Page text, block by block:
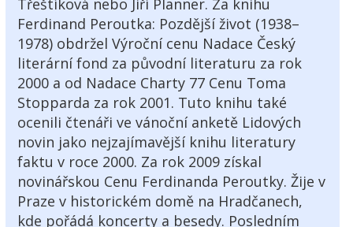
Třeštíková nebo Jiří Planner. Za knihu
Ferdinand Peroutka: Pozdější život (1938–
1978) obdržel Výroční cenu Nadace Český
literární fond za původní literaturu za rok
2000 a od Nadace Charty 77 Cenu Toma
Stopparda za rok 2001. Tuto knihu také
ocenili čtenáři ve vánoční anketě Lidových
novin jako nejzajímavější knihu literatury
faktu v roce 2000. Za rok 2009 získal
novinářskou Cenu Ferdinanda Peroutky. Žije v
Praze v historickém domě na Hradčanech,
kde pořádá koncerty a besedy. Posledním